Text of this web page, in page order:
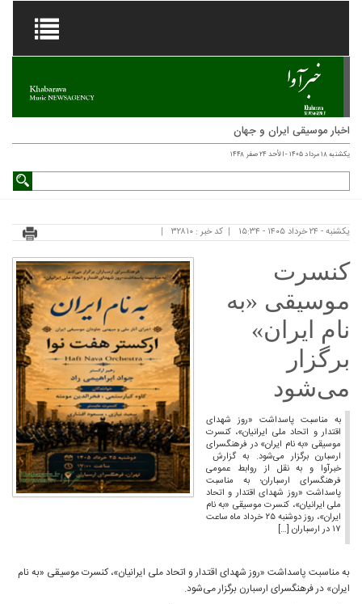
اخبار موسیقی ایران و جهان
یکشنبه ۱۸ مرداد ۱۴۰۵ - الأحد ۲۴ صفر ۱۴۴۸
یکشنبه - ۲۴ خرداد ۱۴۰۵ - ۱۵:۳۴ کد خبر : ۳۲۸۱۰
کنسرت
موسیقی «به
نام ایران»
برگزار
می‌شود
به مناسبت پاسداشت «روز شهدای
اقتدار و اتحاد ملی ایرانیان»، کنسرت
موسیقی «به نام ایران» در فرهنگسرای
ارسبارن برگزار می‌شود. به گزارش
خبرآوا و به نقل از روابط عمومی
فرهنگسرای ارسباران؛ به مناسبت
پاسداشت «روز شهدای اقتدار و اتحاد
ملی ایرانیان»، کنسرت موسیقی «به نام
ایران»، روز دوشنبه ۲۵ خرداد ماه ساعت
۱۷ در ارسباران […]
به مناسبت پاسداشت «روز شهدای اقتدار و اتحاد ملی ایرانیان»، کنسرت موسیقی «به نام
ایران» در فرهنگسرای ارسبارن برگزار می‌شود.